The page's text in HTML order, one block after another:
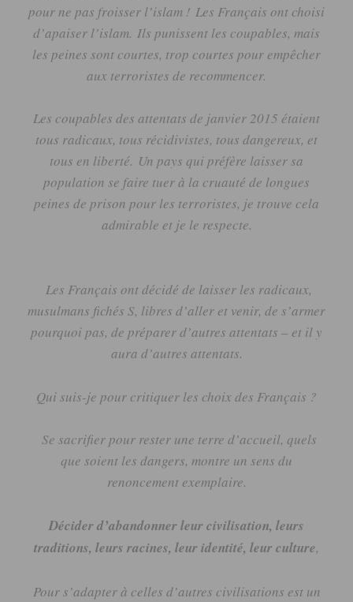
pour ne pas froisser l’islam ! Les Français ont choisi
d’apaiser l’islam. Ils punissent les coupables, mais
les peines sont courtes, trop courtes pour empêcher
aux terroristes de recommencer.
Les coupables des attentats de janvier 2015 étaient
tous radicaux, tous récidivistes, tous dangereux, et
tous en liberté. Un pays qui préfère laisser sa
population se faire tuer à la cruauté de longues
peines de prison pour les terroristes, je trouve cela
admirable et je le respecte.
Les Français ont décidé de laisser les radicaux,
musulmans fichés S, libres d’aller et venir, de s’armer
pourquoi pas, de préparer d’autres attentats – et il y
aura d’autres attentats.
Qui suis-je pour critiquer les choix des Français ?
Se sacrifier pour rester une terre d’accueil, quels
que soient les dangers, montre un sens du
renoncement exemplaire.
Décider d’abandonner leur civilisation, leurs
traditions, leurs racines, leur identité, leur culture,
Pour s’adapter à celles d’autres civilisations est un